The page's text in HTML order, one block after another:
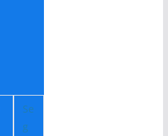
Se
g